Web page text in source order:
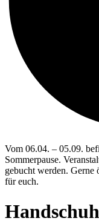
Vom 06.04. – 05.09.
Sommerpause.
gebucht werden.
für euch.